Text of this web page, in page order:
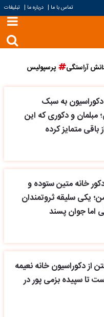
تماس با ما | درباره ما | تبلیغات
آراستگی پرسپولیس
به سبک
مبلمان و دکوری که این
باقی متمایز کرده
خانه متین ستوده و
یکی سلیقه ثروتمندان
اما جوان پسند
از دکوراسیون خانه نعیمه
تا سپیده بزمی پور در